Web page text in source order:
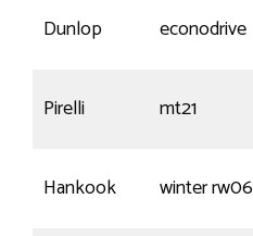
Dunlop econodrive
Pirelli mt21
Hankook winter rw06